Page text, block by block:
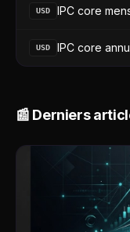
USD IPC core
USD IPC core
📰 Derniers